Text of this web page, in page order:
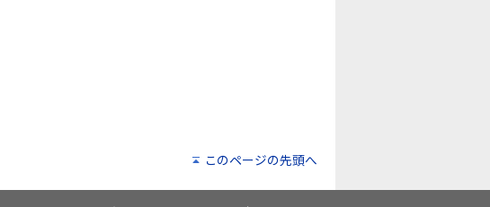
このページの先頭へ